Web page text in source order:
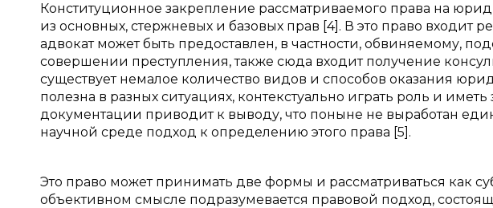
Конституционное закрепление рассматриваемого права на
из основных, стержневых и базовых прав [4]. В это право входит
адвокат может быть предоставлен, в частности, обвиняемому,
совершении преступления, также сюда входит получение
существует немалое количество видов и способов оказания
полезна в разных ситуациях, контекстуально играть роль и
документации приводит к выводу, что поныне не выработан
научной среде подход к определению этого права [5].
Это право может принимать две формы и рассматриваться как
объективном смысле подразумевается правовой подход,